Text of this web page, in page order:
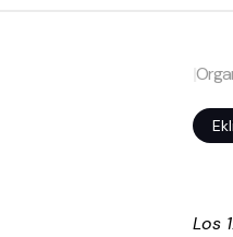
|
Los